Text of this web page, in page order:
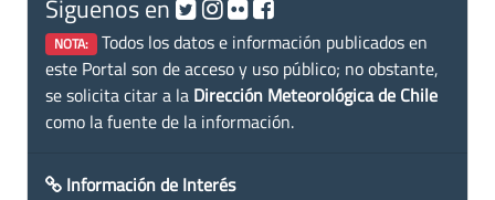
Siguenos en
NOTA: Todos los datos e información publicados en
este Portal son de acceso y uso público; no obstante,
se solicita citar a la Dirección Meteorológica de Chile
como la fuente de la información.
Información de Interés